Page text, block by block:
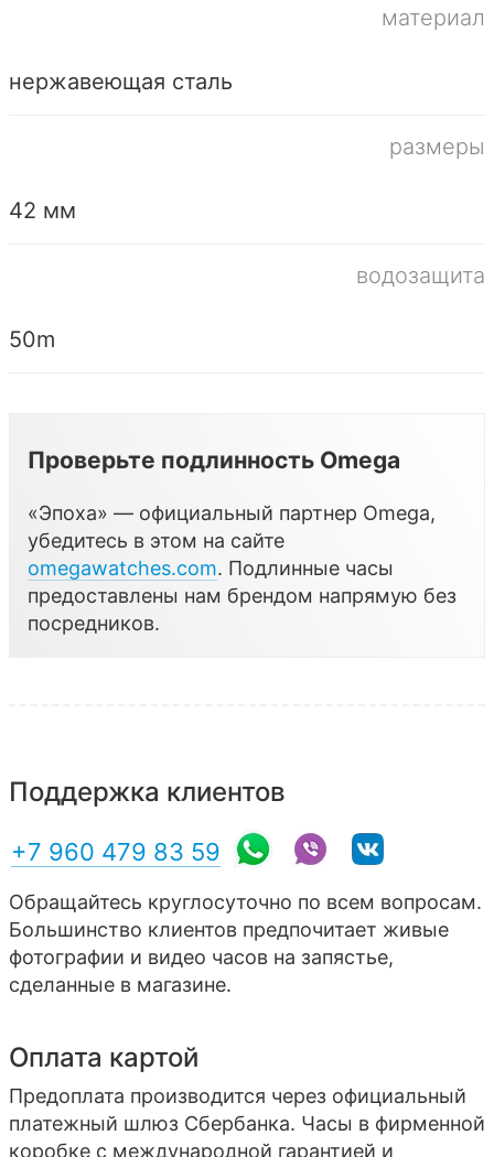
материал
нержавеющая сталь
размеры
42 мм
водозащита
50m
Проверьте подлинность Omega
«Эпоха» — официальный партнер Omega,
убедитесь в этом на сайте
omegawatches.com. Подлинные часы
предоставлены нам брендом напрямую без
посредников.
Поддержка клиентов
+7 960 479 83 59
Обращайтесь круглосуточно по всем вопросам.
Большинство клиентов предпочитает живые
фотографии и видео часов на запястье,
сделанные в магазине.
Оплата картой
Предоплата производится через официальный
платежный шлюз Сбербанка. Часы в фирменной
коробке с международной гарантией и